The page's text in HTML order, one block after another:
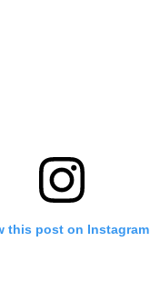
this post on Instagram